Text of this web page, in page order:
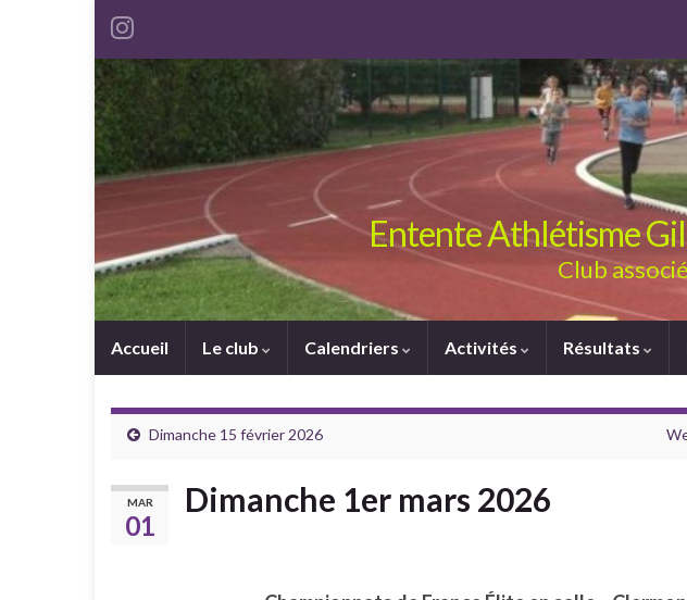
Entente Athlétisme
Club
Accueil Le club Calendriers Activités Résultats
Dimanche 15 février 2026
MAR
01
Dimanche 1er mars 2026